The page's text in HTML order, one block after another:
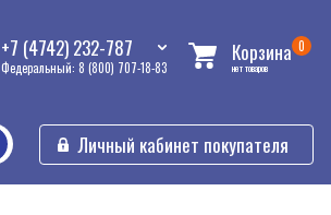
+7 (4742) 232-787
Федеральный: 8 (800) 707-18-83
Корзина 0
нет товаров
Личный кабинет покупателя